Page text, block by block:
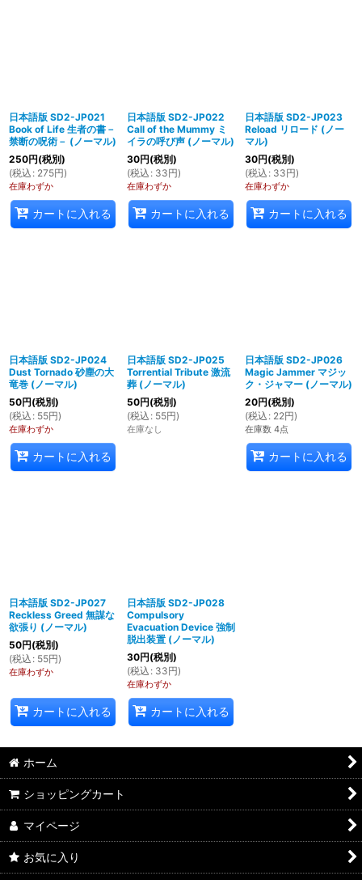
日本語版 SD2-JP021
Book of Life 生者の書－
禁断の呪術－ (ノーマル)
250円(税別)
(税込 : 275円)
在庫わずか
カートに入れる
日本語版 SD2-JP022
Call of the Mummy ミ
イラの呼び声 (ノーマル)
30円(税別)
(税込 : 33円)
在庫わずか
カートに入れる
日本語版 SD2-JP023
Reload リロード (ノー
マル)
30円(税別)
(税込 : 33円)
在庫わずか
カートに入れる
日本語版 SD2-JP024
Dust Tornado 砂塵の大
竜巻 (ノーマル)
50円(税別)
(税込 : 55円)
在庫わずか
カートに入れる
日本語版 SD2-JP025
Torrential Tribute 激流
葬 (ノーマル)
50円(税別)
(税込 : 55円)
在庫なし
日本語版 SD2-JP026
Magic Jammer マジッ
ク・ジャマー (ノーマル)
20円(税別)
(税込 : 22円)
在庫数 4点
カートに入れる
日本語版 SD2-JP027
Reckless Greed 無謀な
欲張り (ノーマル)
50円(税別)
(税込 : 55円)
在庫わずか
カートに入れる
日本語版 SD2-JP028
Compulsory
Evacuation Device 強制
脱出装置 (ノーマル)
30円(税別)
(税込 : 33円)
在庫わずか
カートに入れる
ホーム
ショッピングカート
マイページ
お気に入り